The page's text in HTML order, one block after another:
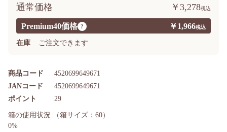
Premium40価格 ? ￥1,966
通常価格 ￥3,278
在庫 ご注文できます
商品コード 4520699649671
ポイント 29
JANコード 4520699649671
箱の使用状況
（箱サイズ：60）
0%